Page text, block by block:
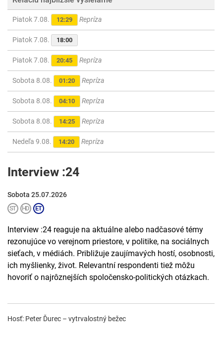
Piatok 7.08. 12:29 Repríza
Piatok 7.08. 18:00
Piatok 7.08. 20:45 Repríza
Sobota 8.08. 01:20 Repríza
Sobota 8.08. 04:10 Repríza
Sobota 8.08. 14:25 Repríza
Nedeľa 9.08. 14:20 Repríza
Interview :24
Sobota 25.07.2026
Interview :24 reaguje na aktuálne alebo nadčasové témy
rezonujúce vo verejnom priestore, v politike, na sociálnych
sieťach, v médiách. Približuje zaujímavých hostí, osobnosti,
ich myšlienky, život. Relevantní respondenti tiež môžu
hovoriť o najrôznejších spoločensko-politických otázkach.
Hosť: Peter Ďurec – vytrvalostný bežec